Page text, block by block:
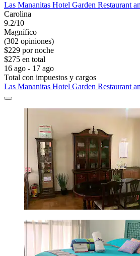
Las Mananitas Hotel Garden Restaurant
Carolina
9.2/10
Magnífico
(302 opiniones)
$229 por noche
$275 en total
16 ago - 17 ago
Total con impuestos y cargos
Las Mananitas Hotel Garden Restaurant